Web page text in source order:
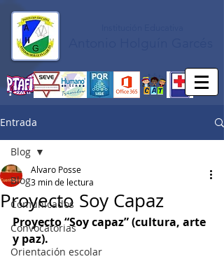
Entrada
Blog
Comunicados
Convocatorias
Orientación escolar
Blog
Proyecto Soy Capaz
Alvaro Posse
3 min de lectura
Proyecto “Soy capaz” (cultura, arte
y paz).